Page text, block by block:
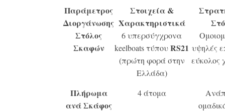
Παράμετρος
Διοργάνωσης
Στοιχεία &
Χαρακτηριστικά
Στόλος
Σκαφών
6 υπερσύγχρονα
keelboats τύπουRS21
(πρώτη φορά στην
Ελλάδα)
υψηλές
εύκολος
Πλήρωμα
ανά Σκάφος
4 άτομα